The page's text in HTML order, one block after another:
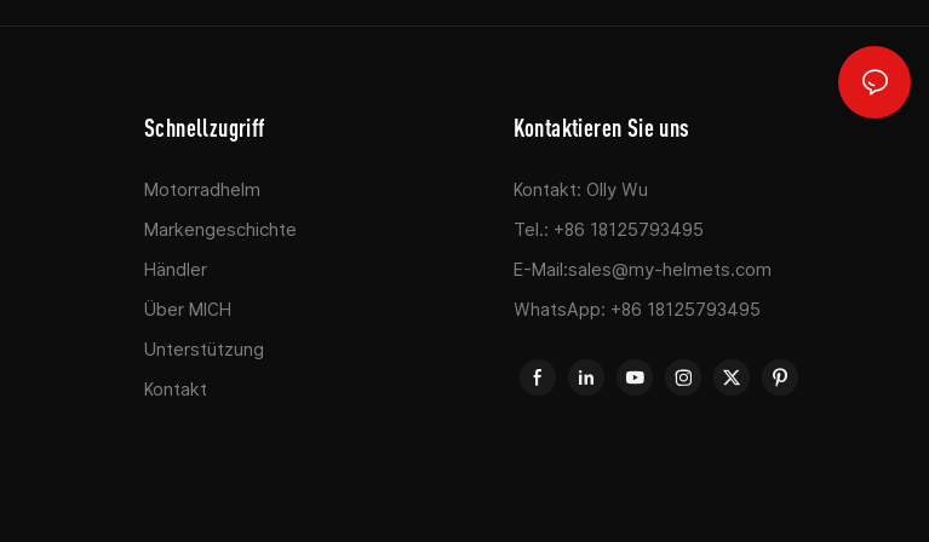
Schnellzugriff
Motorradhelm
Markengeschichte
Händler
Über MICH
Unterstützung
Kontakt
Kontaktieren Sie uns
Kontakt: Olly Wu
Tel.: +86 18125793495
E-Mail:sales@my-helmets.com
WhatsApp: +86 18125793495